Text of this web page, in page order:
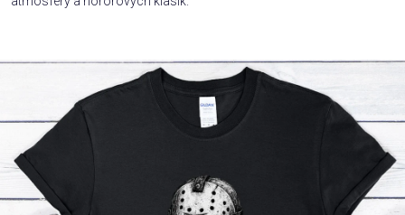
Domácnost
Kolekce